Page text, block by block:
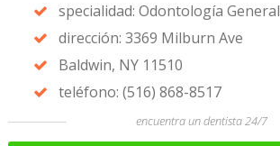
specialidad: Odontología General
dirección: 3369 Milburn Ave
Baldwin, NY 11510
teléfono: (516) 868-8517
encuentra un dentista 24/7